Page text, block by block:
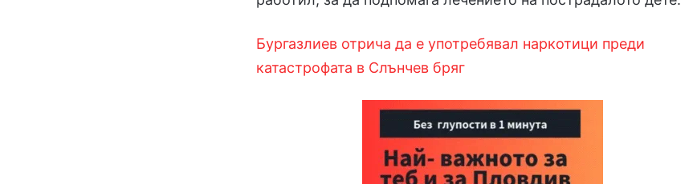
Бургазлиев отрича да е употребявал наркотици преди
катастрофата в Слънчев бряг